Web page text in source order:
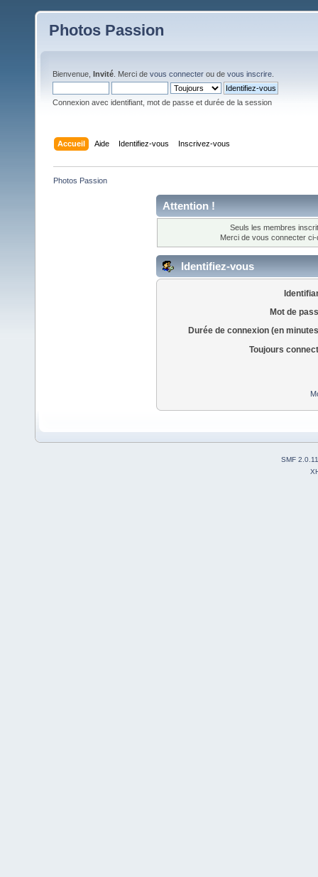
Photos Passion
Bienvenue, Invité . Merci de vous connecter ou de vous inscrire
Connexion avec identifiant, mot de passe et durée de la session
Accueil Aide Identifiez-vous Inscrivez-vous
Photos Passion
Attention !
Seuls les membres
Merci de vous connecter
Identifiez-vous
Mot de
Durée de connexion (en
Toujours
SMF 2.0.11